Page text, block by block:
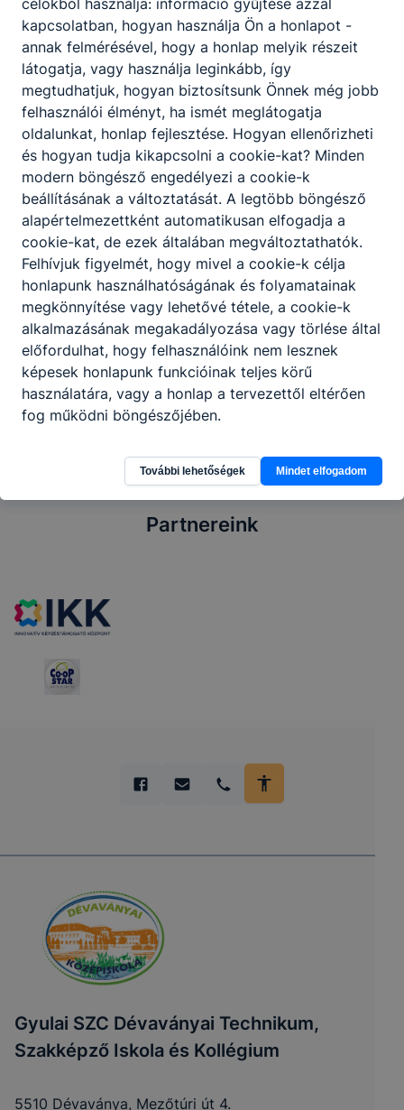
KOMPETENCIAELVÁRÁS
Ügyes mozgás, állóképesség, jó ﬁzikum, jó
szemmérték és térlátás, kézügyesség,
csapatmunka.
A SZAKKÉPZETTSÉGGEL RENDELKEZŐ
festi a falfelületet, tapétáz;
fal-, fa-, fémfelületet mázol;
különböző díszítőmunkákat készít;
felújítási munkákat végez kül- és beltérben
egyaránt.
Megosztás
Partnereink
Gyulai SZC Dévaványai Technikum,
Szakképző Iskola és Kollégium
5510 Dévaványa, Mezőtúri út 4.
célokból használja: információ gyűjtése azzal
kapcsolatban, hogyan használja Ön a honlapot -
annak felmérésével, hogy a honlap melyik részeit
látogatja, vagy használja leginkább, így
megtudhatjuk, hogyan biztosítsunk Önnek még jobb
felhasználói élményt, ha ismét meglátogatja
oldalunkat, honlap fejlesztése. Hogyan ellenőrizheti
és hogyan tudja kikapcsolni a cookie-kat? Minden
modern böngésző engedélyezi a cookie-k
beállításának a változtatását. A legtöbb böngésző
alapértelmezettként automatikusan elfogadja a
cookie-kat, de ezek általában megváltoztathatók.
Felhívjuk figyelmét, hogy mivel a cookie-k célja
honlapunk használhatóságának és folyamatainak
megkönnyítése vagy lehetővé tétele, a cookie-k
alkalmazásának megakadályozása vagy törlése által
előfordulhat, hogy felhasználóink nem lesznek
képesek honlapunk funkcióinak teljes körű
használatára, vagy a honlap a tervezettől eltérően
fog működni böngészőjében.
További lehetőségek Mindet elfogadom